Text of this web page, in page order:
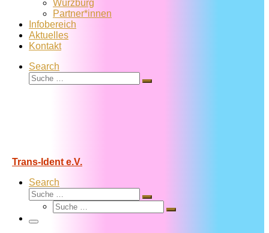
Würzburg
Partner*innen
Infobereich
Aktuelles
Kontakt
Search
Suche
Suche
Trans-Ident e.V.
Search
Suche
Suche
Suche
Suche
Menü